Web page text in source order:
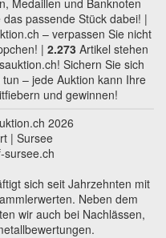
passende Stück dabei! |
– verpassen Sie nicht
| 2.273 Artikel stehen
Sichern Sie sich
– jede Auktion kann Ihre
und gewinnen!
2026
| Sursee
sursee.ch
sich seit Jahrzehnten mit
Neben dem
wir auch bei Nachlässen,